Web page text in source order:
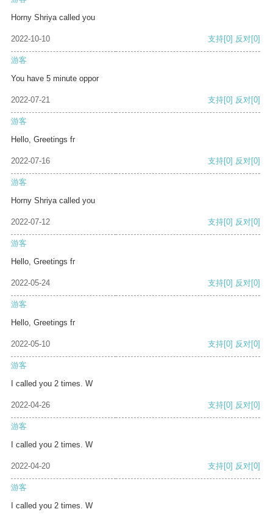
Horny Shriya called you
2022-10-10 支持[0] 反对[0]
游客
You have 5 minute oppor
2022-07-21 支持[0] 反对[0]
游客
Hello, Greetings fr
2022-07-16 支持[0] 反对[0]
游客
Horny Shriya called you
2022-07-12 支持[0] 反对[0]
游客
Hello, Greetings fr
2022-05-24 支持[0] 反对[0]
游客
Hello, Greetings fr
2022-05-10 支持[0] 反对[0]
游客
I called you 2 times. W
2022-04-26 支持[0] 反对[0]
游客
I called you 2 times. W
2022-04-20 支持[0] 反对[0]
游客
I called you 2 times. W